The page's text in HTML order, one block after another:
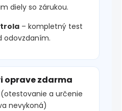
diely so zárukou.
– kompletný test
odovzdaním.
oprave zdarma
(otestovanie a určenie
nevykoná)